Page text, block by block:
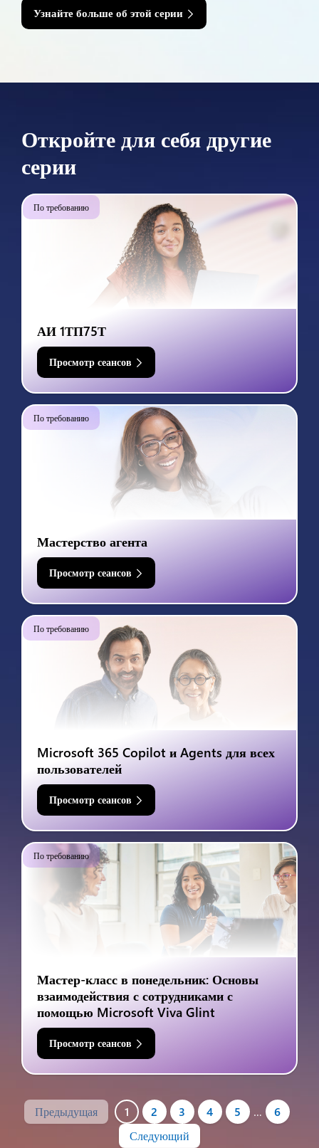
Узнайте больше об этой серии
Откройте для себя другие
серии
По требованию
АИ 1ТП75Т
Просмотр сеансов
По требованию
Мастерство агента
Просмотр сеансов
По требованию
Microsoft 365 Copilot и Agents для всех
пользователей
Просмотр сеансов
По требованию
Мастер-класс в понедельник: Основы
взаимодействия с сотрудниками с
помощью Microsoft Viva Glint
Просмотр сеансов
Предыдущая 1 2 3 4 5 …
6
Следующий